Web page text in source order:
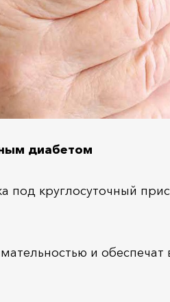
диабетом
под круглосуточный
и